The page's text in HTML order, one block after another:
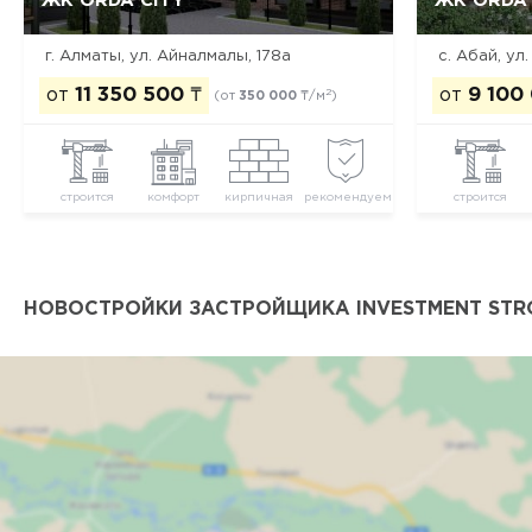
г. Алматы, ул. Айналмалы, 178а
от 11 350 500 ₸ (от 350 000 ₸/м 2)
строится комфорт кирпичная рекомендуем
с. Абай, ул.
от 9 100
строится
НОВОСТРОЙКИ ЗАСТРОЙЩИКА INVESTMENT